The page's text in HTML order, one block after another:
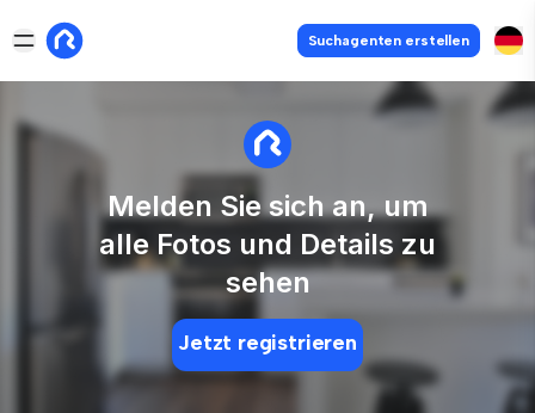
Suchagenten erstellen
Melden Sie sich an, um
alle Fotos und Details zu
sehen
Jetzt registrieren